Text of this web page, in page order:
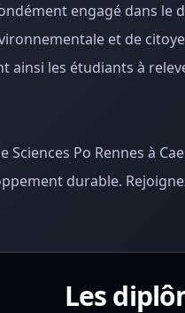
engagé dans
et de
ainsi les étudiants à
Sciences Po Rennes à
durable.
Les